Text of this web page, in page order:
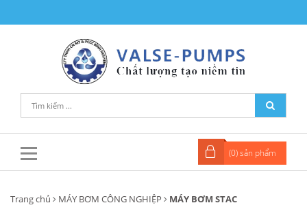
(0) sản phẩm
Trang chủ MÁY BƠM CÔNG NGHIỆP MÁY BƠM STAC